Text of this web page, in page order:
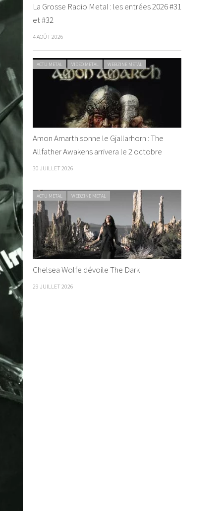
La Grosse Radio Metal : les entrées 2026 #31
et #32
4 AOÛT 2026
ACTU METAL VIDEO METAL WEBZINE METAL
Amon Amarth sonne le Gjallarhorn : The
Allfather Awakens arrivera le 2 octobre
30 JUILLET 2026
ACTU METAL WEBZINE METAL
Chelsea Wolfe dévoile The Dark
29 JUILLET 2026